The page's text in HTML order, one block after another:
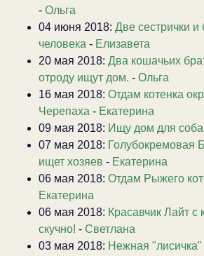
- Ольга
04 июня 2018: Две сестрички и
человека - Елизавета
20 мая 2018: Два кошачьих
отроду ищут дом. - Ольга
16 мая 2018: Отдам котенка
Черепаха - Екатерина
09 мая 2018: Ищу дом для
07 мая 2018: Голубокремовая
ищет хозяев - Екатерина
06 мая 2018: Отдам Рыжего
Екатерина
06 мая 2018: Красавчик Лайт с
скучно! - Светлана
03 мая 2018: Нежная